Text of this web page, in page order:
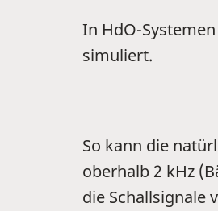
In HdO-
simuliert.
So kann die
oberhalb 2 kHz
die Schallsignale